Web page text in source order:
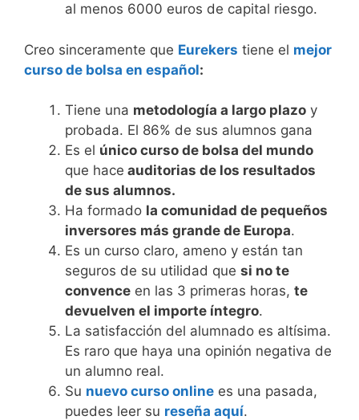
al menos 6000 euros de capital riesgo.
Creo sinceramente que Eurekers tiene el mejor
curso de bolsa en español:
Tiene una metodología a largo plazo y
probada. El 86% de sus alumnos gana
Es el único curso de bolsa del mundo
que hace auditorias de los resultados
de sus alumnos.
Ha formado la comunidad de pequeños
inversores más grande de Europa.
Es un curso claro, ameno y están tan
seguros de su utilidad que si no te
convence en las 3 primeras horas, te
devuelven el importe íntegro.
La satisfacción del alumnado es altísima.
Es raro que haya una opinión negativa de
un alumno real.
Su nuevo curso online es una pasada,
puedes leer su reseña aquí.